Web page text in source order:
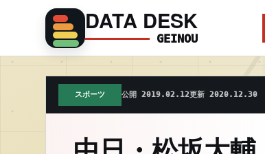
DATA DESK
GEINOU
スポーツ 公開 2019.02.12更新 2020.12.30